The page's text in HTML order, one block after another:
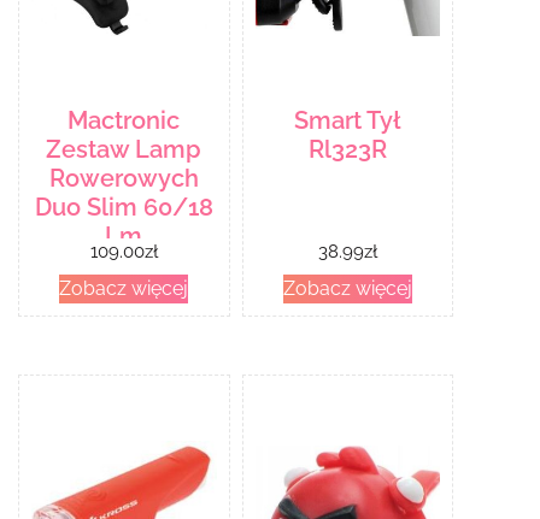
Mactronic
Zestaw Lamp
Rowerowych
Duo Slim 60/18
Lm
109.00zł
Zobacz więcej
Smart Tył
Rl323R
38.99zł
Zobacz więcej